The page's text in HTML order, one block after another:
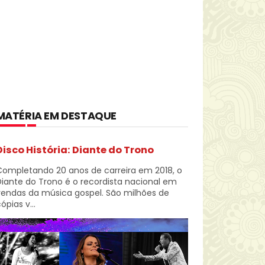
EM DESTAQUE
História: Diante do Trono
20 anos de carreira em 2018, o
do Trono é o recordista nacional em
da música gospel. São milhões de
v...